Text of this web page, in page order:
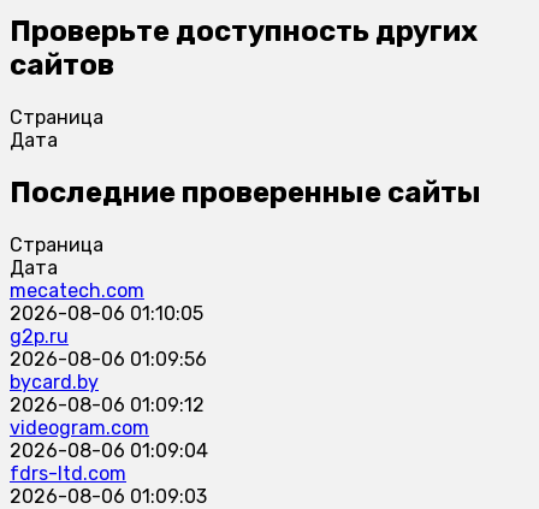
Проверьте доступность других
сайтов
Страница
Дата
Последние проверенные сайты
Страница
Дата
mecatech.com
2026-08-06 01:10:05
g2p.ru
2026-08-06 01:09:56
bycard.by
2026-08-06 01:09:12
videogram.com
2026-08-06 01:09:04
fdrs-ltd.com
2026-08-06 01:09:03